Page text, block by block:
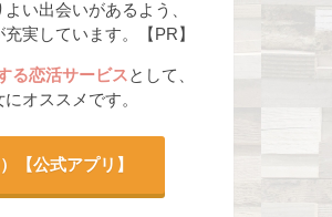
い出会いがあるよう、
実しています。【PR】
る恋活サービス として、
オススメです。
【公式アプリ】